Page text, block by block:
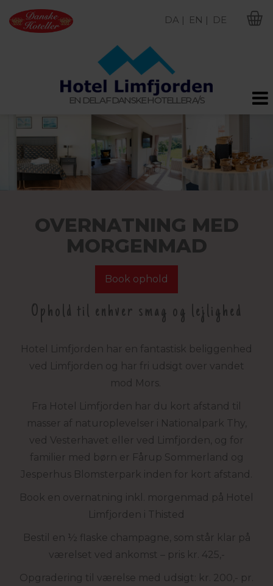
EN DEL AF DANSKE HOTELLER A/S
DA | EN | DE
OVERNATNING MED
MORGENMAD
Book ophold
Ophold til enhver smag og lejlighed
Hotel Limfjorden har en fantastisk beliggenhed
ved Limfjorden og har fri udsigt over vandet
mod Mors.
Fra Hotel Limfjorden har du kort afstand til
masser af naturoplevelser i Nationalpark Thy,
ved Vesterhavet eller ved Limfjorden, og for
familier med børn er Fårup Sommerland og
Jesperhus Blomsterpark inden for kort afstand.
Book en overnatning inkl. morgenmad på Hotel
Limfjorden i Thisted
Bestil en ½ flaske champagne, som står klar på
værelset ved ankomst – pris kr. 425,-
Opgradering til værelse med udsigt: kr. 200,- pr.